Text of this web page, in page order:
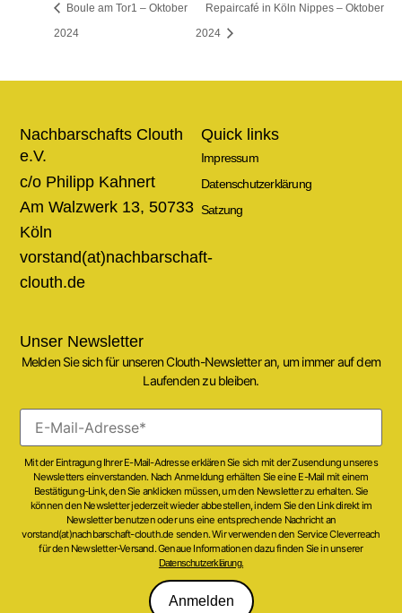
Boule am Tor1 – Oktober
2024
Repaircafé in Köln Nippes – Oktober
2024
Quick links
Impressum
Datenschutzerklärung
Satzung
Nachbarschafts Clouth
e.V.
c/o Philipp Kahnert
Am Walzwerk 13, 50733
Köln
vorstand(at)nachbarschaft-
clouth.de
Unser Newsletter
Melden Sie sich für unseren Clouth-Newsletter an, um immer auf dem
Laufenden zu bleiben.
Mit der Eintragung Ihrer E-Mail-Adresse erklären Sie sich mit der Zusendung unseres
Newsletters einverstanden. Nach Anmeldung erhälten Sie eine E-Mail mit einem
Bestätigung-Link, den Sie anklicken müssen, um den Newsletter zu erhalten. Sie
können den Newsletter jederzeit wieder abbestellen, indem Sie den Link direkt im
Newsletter benutzen oder uns eine entsprechende Nachricht an
vorstand(at)nachbarschaft-clouth.de senden. Wir verwenden den Service Cleverreach
für den Newsletter-Versand. Genaue Informationen dazu finden Sie in unserer
Datenschutzerklärung.
Anmelden